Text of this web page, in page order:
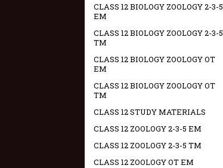
CLASS 12 BIOLOGY ZOOLOGY 2-3-5
EM
CLASS 12 BIOLOGY ZOOLOGY 2-3-5
TM
CLASS 12 BIOLOGY ZOOLOGY OT
EM
CLASS 12 BIOLOGY ZOOLOGY OT
TM
CLASS 12 STUDY MATERIALS
CLASS 12 ZOOLOGY 2-3-5 EM
CLASS 12 ZOOLOGY 2-3-5 TM
CLASS 12 ZOOLOGY OT EM